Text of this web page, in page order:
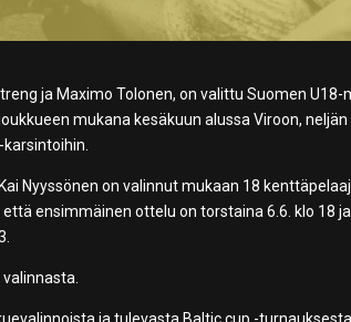
ja Maximo Tolonen, on valittu Suomen
mukana kesäkuun alussa Viroon,
Nyyssönen on valinnut mukaan 18
että ensimmäinen ottelu on torstaina 6.6. klo 18